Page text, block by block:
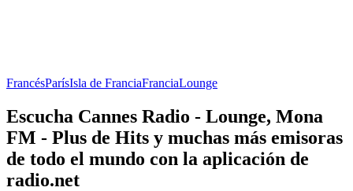
FrancésParísIsla de FranciaFranciaLounge
Escucha Cannes Radio - Lounge, Mona
FM - Plus de Hits y muchas más emisoras
de todo el mundo con la aplicación de
radio.net